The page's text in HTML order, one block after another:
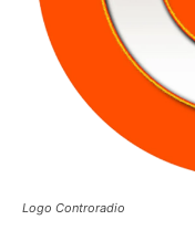
Logo Controradio